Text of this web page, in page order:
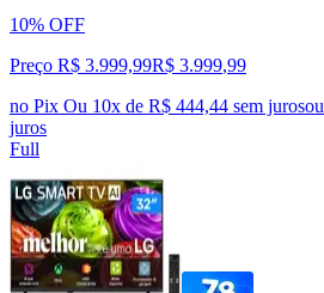
10% OFF
Preço R$ 3.999,99R$ 3.999,99
no Pix Ou 10x de R$ 444,44 sem jurosou
juros
Full